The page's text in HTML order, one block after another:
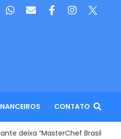
CONTATO
Brasil”: veja os riscos de